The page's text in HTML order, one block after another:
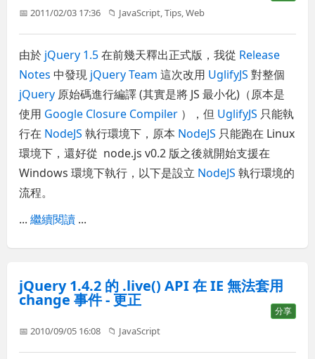
📅 2011/02/03 17:36 📁 JavaScript,Tips,Web
由於 jQuery 1.5在前幾天釋出正式版，我從 Release
Notes 中發現 jQuery Team 這次改用 UglifyJS 對整個
jQuery 原始碼進行編譯 (其實是將 JS 最小化)（原本是
使用 Google Closure Compiler ），但 UglifyJS 只能執
行在 NodeJS 執行環境下，原本 NodeJS 只能跑在 Linux
環境下，還好從 node.js v0.2 版之後就開始支援在
Windows 環境下執行，以下是設立 NodeJS 執行環境的
流程。
...繼續閱讀 ...
jQuery 1.4.2 的 .live() API 在 IE 無法套用
change 事件 - 更正
分享
📅 2010/09/05 16:08 📁 JavaScript